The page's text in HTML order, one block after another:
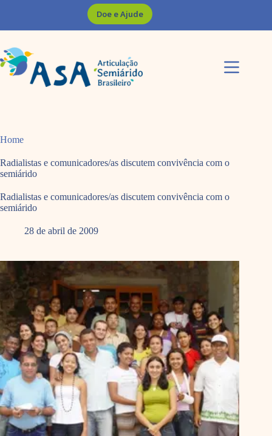
Doe e Ajude
Home
Radialistas e comunicadores/as discutem convivência com o
semiárido
Radialistas e comunicadores/as discutem convivência com o
semiárido
28 de abril de 2009